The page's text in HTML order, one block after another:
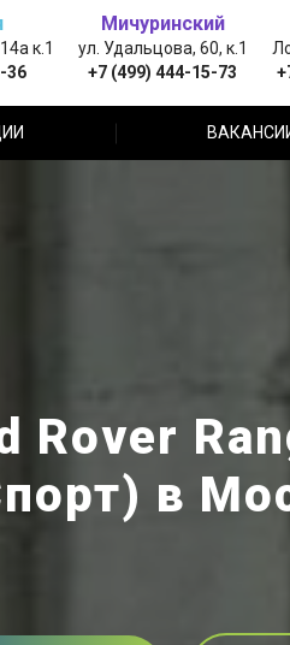
к.1
36
Мичуринский
ул. Удальцова, 60, к.1
+7 (499) 444-15-73
Rover
в